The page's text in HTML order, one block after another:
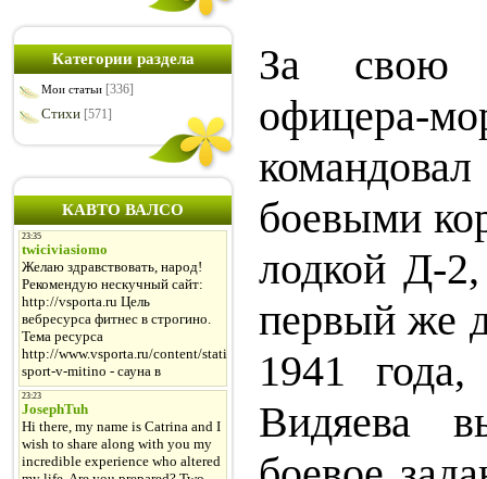
Категории раздела
Мои статьи [336]
Стихи [571]
КАВТО ВАЛСО
За свою
офицера-
боевыми
лодкой Д-
первый же
1941
Видяева